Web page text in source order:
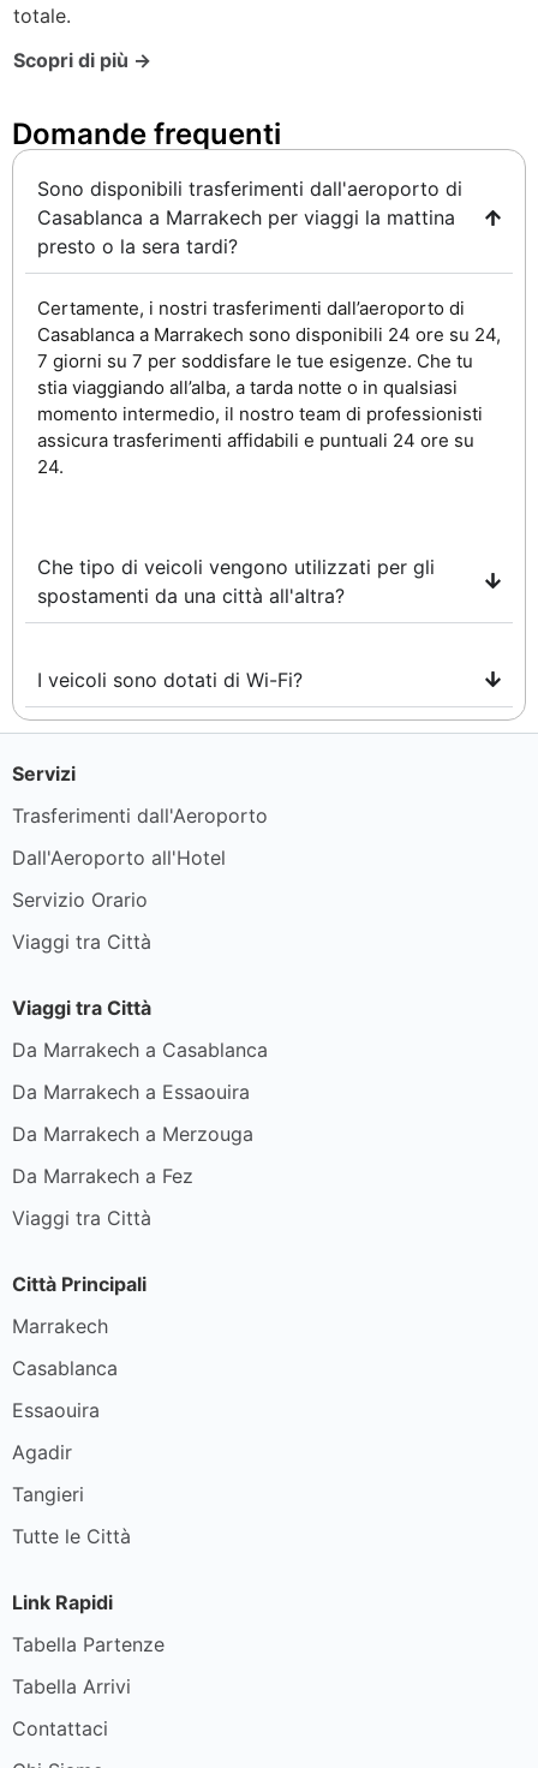
totale.
Scopri di più →
Domande frequenti ​
Sono disponibili trasferimenti dall'aeroporto di
Casablanca a Marrakech per viaggi la mattina
presto o la sera tardi?
Certamente, i nostri trasferimenti dall’aeroporto di
Casablanca a Marrakech sono disponibili 24 ore su 24,
7 giorni su 7 per soddisfare le tue esigenze. Che tu
stia viaggiando all’alba, a tarda notte o in qualsiasi
momento intermedio, il nostro team di professionisti
assicura trasferimenti affidabili e puntuali 24 ore su
24.
Che tipo di veicoli vengono utilizzati per gli
spostamenti da una città all'altra?
I veicoli sono dotati di Wi-Fi?
Servizi
Trasferimenti dall'Aeroporto
Dall'Aeroporto all'Hotel
Servizio Orario
Viaggi tra Città
Viaggi tra Città
Da Marrakech a Casablanca
Da Marrakech a Essaouira
Da Marrakech a Merzouga
Da Marrakech a Fez
Viaggi tra Città
Città Principali
Marrakech
Casablanca
Essaouira
Agadir
Tangieri
Tutte le Città
Link Rapidi
Tabella Partenze
Tabella Arrivi
Contattaci